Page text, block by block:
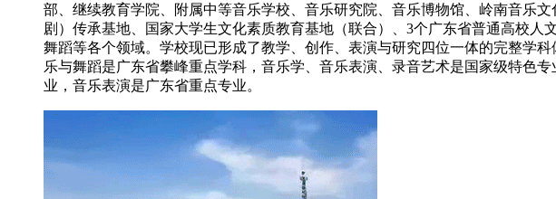
部、继续教育学院、附属中等音乐学校、音乐研究院、音乐博物馆、岭南音乐
剧）传承基地、国家大学生文化素质教育基地（联合）、3个广东省普通高校
舞蹈等各个领域。学校现已形成了教学、创作、表演与研究四位一体的完整学
乐与舞蹈是广东省攀峰重点学科，音乐学、音乐表演、录音艺术是国家级特色
业，音乐表演是广东省重点专业。